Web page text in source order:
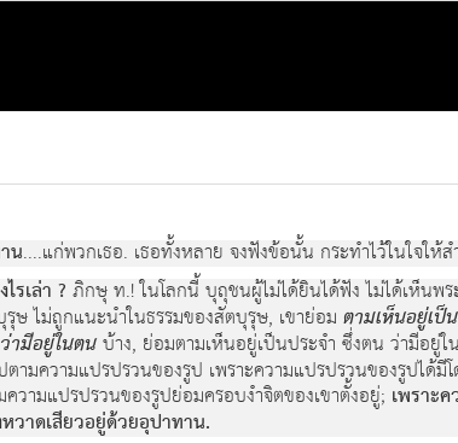
น....แกพวกเธอ. เธอทั้งหลาย จงฟงขอนั้น กระทําไวในใจให
เลา ? ภิกษุ ท.! ในโลกนี้ บุถุชนผูไมไดยินไดฟง ไมไดเห็น
รุษ ไมถูกแนะนําในธรรมของสัตบุรุษ, เขายอม ตามเห็นอยูเป
ามีอยูในตนบาง, ยอมตามเห็นอยูเปนประจํา ซึ่งตน วามีอยู
ความแปรปรวนของรูป เพราะความแปรปรวนของรูปไดมีโ
วามแปรปรวนของรูปยอมครอบงําจิตของเขาตั้งอยู; เพราะค
วาดเสียวอยูดวยอุปาทาน.